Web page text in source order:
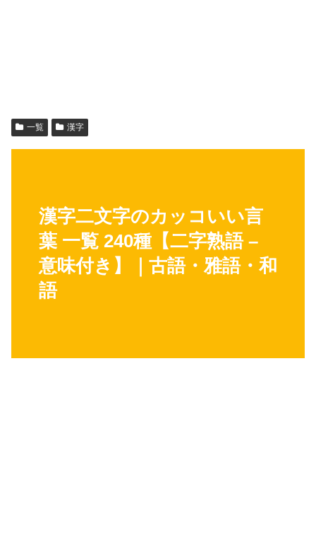
一覧 漢字
漢字二文字のカッコいい言
葉 一覧 240種【二字熟語 –
意味付き】｜古語・雅語・和
語